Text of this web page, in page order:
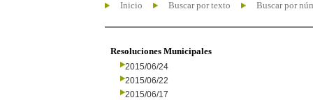
Inicio Buscar por texto Buscar por
Resoluciones Municipales
2015/06/24
2015/06/22
2015/06/17